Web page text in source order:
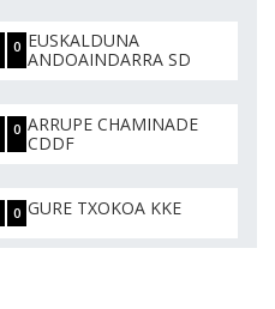
0 EUSKALDUNA
ANDOAINDARRA SD
0 ARRUPE CHAMINADE
CDDF
0 GURE TXOKOA KKE